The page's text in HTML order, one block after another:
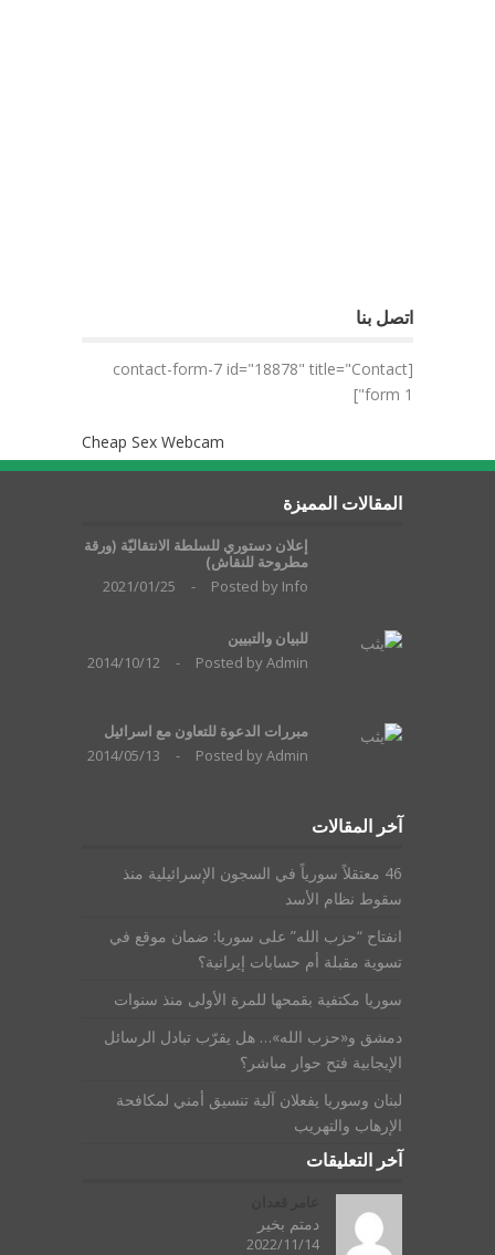
اتصل بنا
[contact-form-7 id="18878" title="Contact
form 1"]
Cheap Sex Webcam
المقالات المميزة
إعلان دستوري للسلطة الانتقاليّة (ورقة
مطروحة للنقاش)
Posted by Info
-
2021/01/25
للبيان والتبيين
Posted byAdmin
-
2014/10/12
مبررات الدعوة للتعاون مع اسرائيل
Posted byAdmin
-
2014/05/13
آخر المقالات
46 معتقلاً سورياً في السجون الإسرائيلية منذ
سقوط نظام الأسد
انفتاح “حزب الله” على سوريا: ضمان موقع في
تسوية مقبلة أم حسابات إيرانية؟
سوريا مكتفية بقمحها للمرة الأولى منذ سنوات
دمشق و«حزب الله»… هل يقرّب تبادل الرسائل
الإيجابية فتح حوار مباشر؟
لبنان وسوريا يفعلان آلية تنسيق أمني لمكافحة
الإرهاب والتهريب
آخر التعليقات
دمتم بخير
2022/11/14